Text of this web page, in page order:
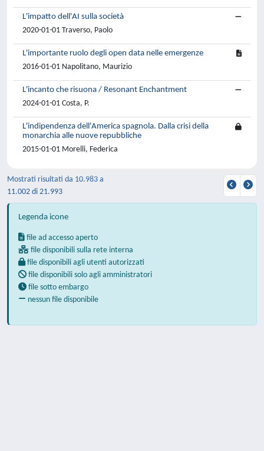
L'impatto dell'AI sulla società
2020-01-01 Traverso, Paolo
L'importante ruolo degli open data nelle emergenze
2016-01-01 Napolitano, Maurizio
L'incanto che risuona / Resonant Enchantment
2024-01-01 Costa, P.
L'indipendenza dell'America spagnola. Dalla crisi della
monarchia alle nuove repubbliche
2015-01-01 Morelli, Federica
Mostrati risultati da 10.983 a
11.002 di 21.993
Legenda icone
file ad accesso aperto
file disponibili sulla rete interna
file disponibili agli utenti autorizzati
file disponibili solo agli amministratori
file sotto embargo
nessun file disponibile